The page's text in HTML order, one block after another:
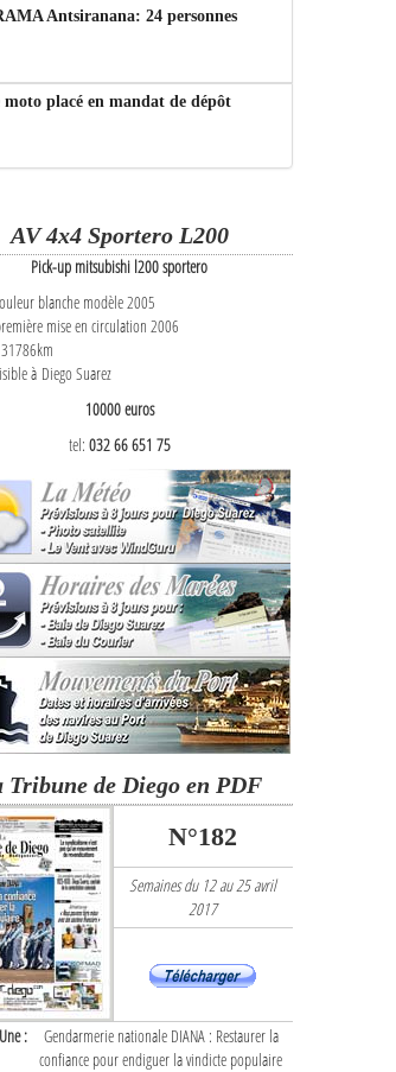
Antsiranana: 24 personnes
placé en mandat de dépôt
AV 4x4 Sportero L200
Pick-up mitsubishi l200 sportero
blanche modèle 2005
mise en circulation 2006
à Diego Suarez
10000 euros
tel: 032 66 651 75
Tribune de Diego en PDF
N°182
Semaines du 12 au 25 avril
2017
:
Gendarmerie nationale DIANA : Restaurer la
confiance pour endiguer la vindicte populaire